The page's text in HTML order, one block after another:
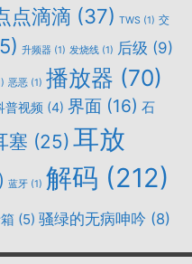
点滴滴 (37) TWS (1) 交
升频器 (1) 发烧线 (1) 后级 (9)
恶恶 (1) 播放器 (70)
普视频 (4) 界面 (16) 石
塞 (25) 耳放
蓝牙 (1) 解码 (212)
(5) 骚绿的无病呻吟 (8)